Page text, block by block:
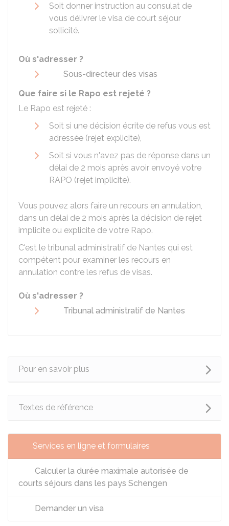
Soit donner instruction au consulat de
vous délivrer le visa de court séjour
sollicité.
Où s'adresser ?
Sous-directeur des visas
Que faire si le Rapo est rejeté ?
Le Rapo est rejeté :
Soit si une décision écrite de refus vous est
adressée (rejet explicite),
Soit si vous n'avez pas de réponse dans un
délai de 2 mois après avoir envoyé votre
RAPO (rejet implicite).
Vous pouvez alors faire un recours en annulation,
dans un délai de 2 mois après la décision de rejet
implicite ou explicite de votre Rapo.
C'est le tribunal administratif de Nantes qui est
compétent pour examiner les recours en
annulation contre les refus de visas.
Où s'adresser ?
Tribunal administratif de Nantes
Pour en savoir plus
Textes de référence
Services en ligne et formulaires
Calculer la durée maximale autorisée de
courts séjours dans les pays Schengen
Demander un visa